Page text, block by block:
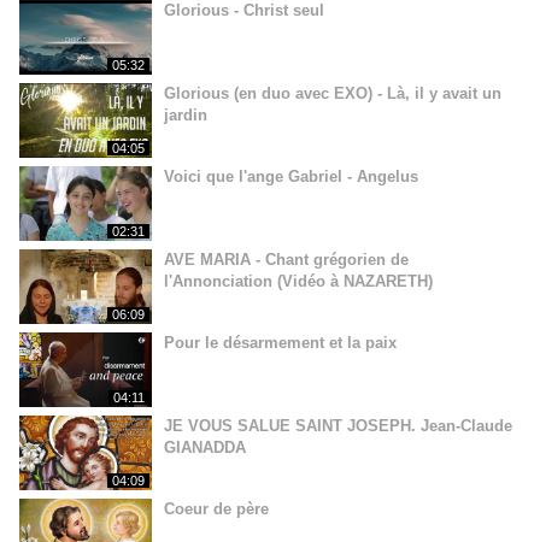
05:32
Glorious - Christ seul
04:05
Glorious (en duo avec EXO) - Là, il y avait un
jardin
02:31
Voici que l'ange Gabriel - Angelus
06:09
AVE MARIA - Chant grégorien de
l'Annonciation (Vidéo à NAZARETH)
04:11
Pour le désarmement et la paix
04:09
JE VOUS SALUE SAINT JOSEPH. Jean-Claude
GIANADDA
Coeur de père